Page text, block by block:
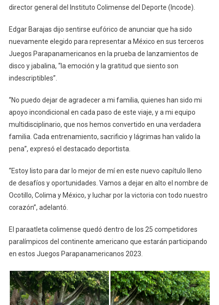
Terceros
En
Chile
director general del Instituto Colimense del Deporte (Incode).
Edgar Barajas dijo sentirse eufórico de anunciar que ha sido
nuevamente elegido para representar a México en sus terceros
Juegos Parapanamericanos en la prueba de lanzamientos de
disco y jabalina, “la emoción y la gratitud que siento son
indescriptibles”.
“No puedo dejar de agradecer a mi familia, quienes han sido mi
apoyo incondicional en cada paso de este viaje, y a mi equipo
multidisciplinario, que nos hemos convertido en una verdadera
familia. Cada entrenamiento, sacrificio y lágrimas han valido la
pena”, expresó el destacado deportista.
“Estoy listo para dar lo mejor de mí en este nuevo capítulo lleno
de desafíos y oportunidades. Vamos a dejar en alto el nombre de
Ocotillo, Colima y México, y luchar por la victoria con todo nuestro
corazón”, adelantó.
El paraatleta colimense quedó dentro de los 25 competidores
paralímpicos del continente americano que estarán participando
en estos Juegos Parapanamericanos 2023.